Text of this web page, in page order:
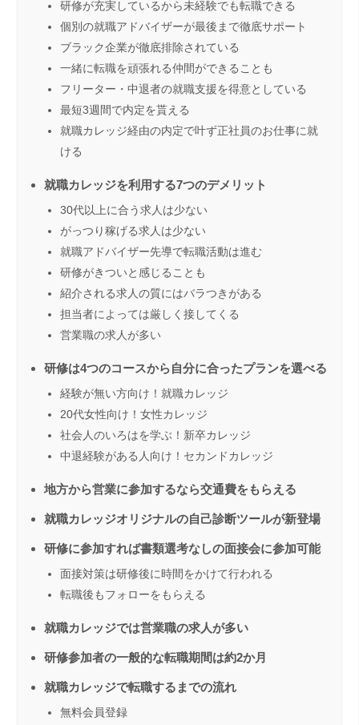
研修が充実しているから未経験でも転職できる
個別の就職アドバイザーが最後まで徹底サポート
ブラック企業が徹底排除されている
一緒に転職を頑張れる仲間ができることも
フリーター・中退者の就職支援を得意としている
最短3週間で内定を貰える
就職カレッジ経由の内定で叶ず正社員のお仕事に就
ける
就職カレッジを利用する7つのデメリット
30代以上に合う求人は少ない
がっつり稼げる求人は少ない
就職アドバイザー先導で転職活動は進む
研修がきついと感じることも
紹介される求人の質にはバラつきがある
担当者によっては厳しく接してくる
営業職の求人が多い
研修は4つのコースから自分に合ったプランを選べる
経験が無い方向け！就職カレッジ
20代女性向け！女性カレッジ
社会人のいろはを学ぶ！新卒カレッジ
中退経験がある人向け！セカンドカレッジ
地方から営業に参加するなら交通費をもらえる
就職カレッジオリジナルの自己診断ツールが新登場
研修に参加すれば書類選考なしの面接会に参加可能
面接対策は研修後に時間をかけて行われる
転職後もフォローをもらえる
就職カレッジでは営業職の求人が多い
研修参加者の一般的な転職期間は約2か月
就職カレッジで転職するまでの流れ
無料会員登録